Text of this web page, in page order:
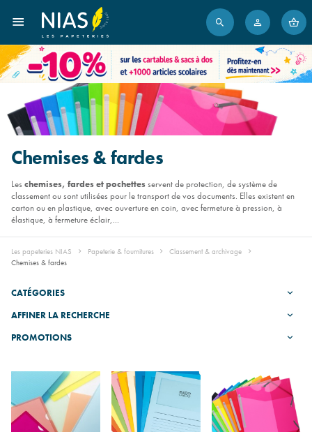
Chemises & fardes
Leschemises, fardes et pochettesservent de protection, de système de
classement ou sont utilisées pour le transport de vos documents. Elles existent en
carton ou en plastique, avec ouverture en coin, avec fermeture à pression, à
élastique, à fermeture éclair,...
Les papeteries NIAS Papeterie & fournitures
Classement & archivage
Chemises & fardes
CATÉGORIES
AFFINER LA RECHERCHE
PROMOTIONS
Sous-
catégories